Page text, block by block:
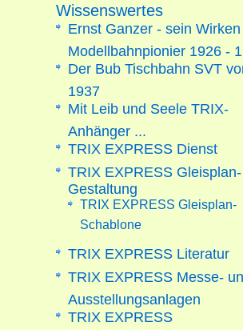
Wissenswertes
Ernst Ganzer - sein
Modellbahnpionier 1926 -
Der Bub Tischbahn SVT
1937
Mit Leib und Seele TRIX-
Anhänger ...
TRIX EXPRESS Dienst
TRIX EXPRESS Gleisplan-
Gestaltung
TRIX EXPRESS Gleisplan-
Schablone
TRIX EXPRESS Literatur
TRIX EXPRESS Messe-
Ausstellungsanlagen
TRIX EXPRESS